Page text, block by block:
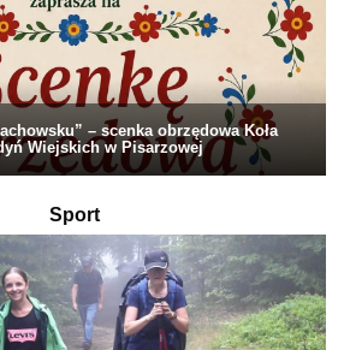
– scenka obrzędowa Koła
Wiejskich w Pisarzowej
Sport